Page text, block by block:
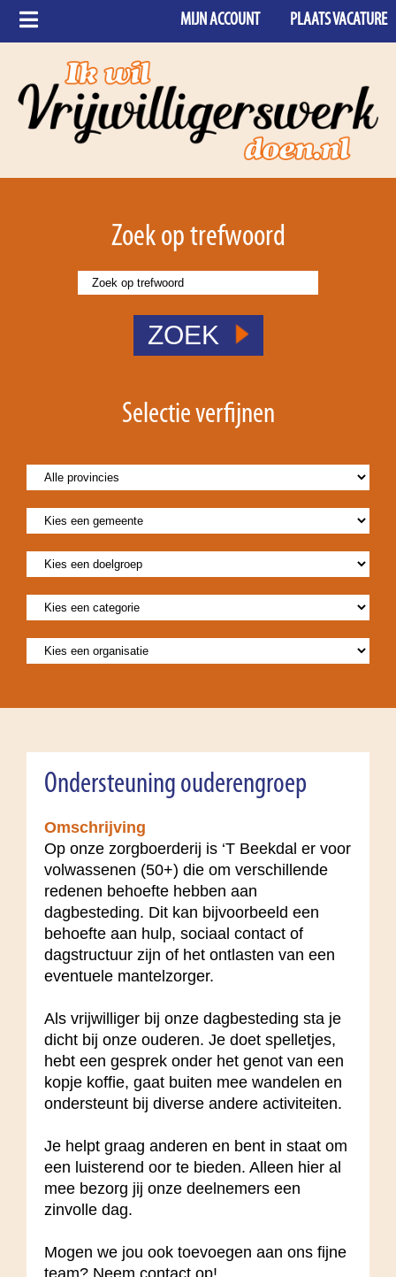
PLAATS VACATURE
MIJN ACCOUNT
Zoek op trefwoord
ZOEK
Selectie verfijnen
Ondersteuning ouderengroep
Omschrijving
Op onze zorgboerderij is ‘T Beekdal er voor
volwassenen (50+) die om verschillende
redenen behoefte hebben aan
dagbesteding. Dit kan bijvoorbeeld een
behoefte aan hulp, sociaal contact of
dagstructuur zijn of het ontlasten van een
eventuele mantelzorger.
Als vrijwilliger bij onze dagbesteding sta je
dicht bij onze ouderen. Je doet spelletjes,
hebt een gesprek onder het genot van een
kopje koffie, gaat buiten mee wandelen en
ondersteunt bij diverse andere activiteiten.
Je helpt graag anderen en bent in staat om
een luisterend oor te bieden. Alleen hier al
mee bezorg jij onze deelnemers een
zinvolle dag.
Mogen we jou ook toevoegen aan ons fijne
team? Neem contact op!